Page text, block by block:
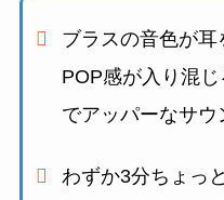
ブラスの音色が
POP感が入り混じ
でアッパーなサウ
わずか3分ちょっ